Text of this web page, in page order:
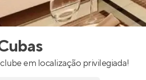
em localização privilegiada!